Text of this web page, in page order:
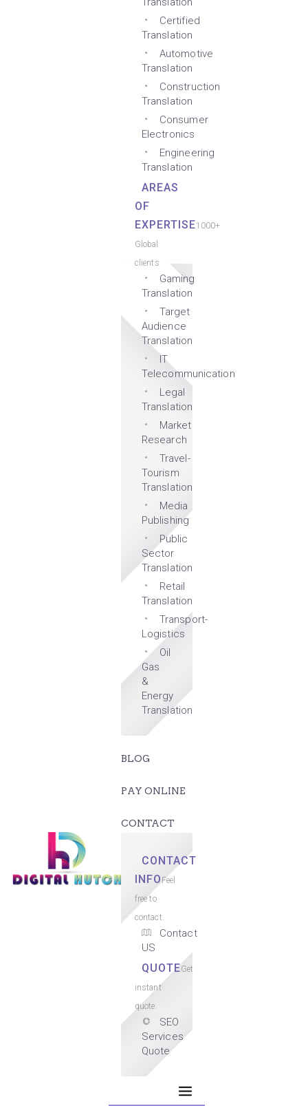
Certified
Translation
Automotive
Translation
Construction
Translation
Consumer
Electronics
Engineering
Translation
AREAS
OF
EXPERTISE1000+
Global
clients
Gaming
Translation
Target
Audience
Translation
IT
Telecommunication
Legal
Translation
Market
Research
Travel-
Tourism
Translation
Media
Publishing
Public
Sector
Translation
Retail
Translation
Transport-
Logistics
Oil
Gas
&
Energy
Translation
BLOG
PAY ONLINE
CONTACT
CONTACT
INFOFeel
free to
contact.
Contact
US
QUOTEGet
instant
quote.
SEO
Services
Quote